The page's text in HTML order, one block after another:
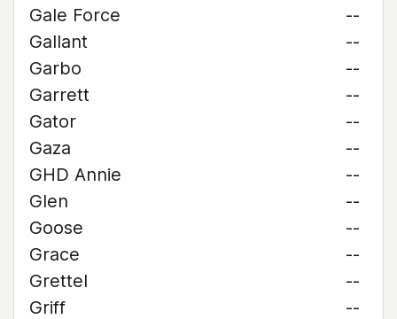
Gale Force
--
Gallant
--
Garbo
--
Garrett
--
Gator
--
Gaza
--
GHD Annie
--
Glen
--
Goose
--
Grace
--
Grettel
--
Griff
--